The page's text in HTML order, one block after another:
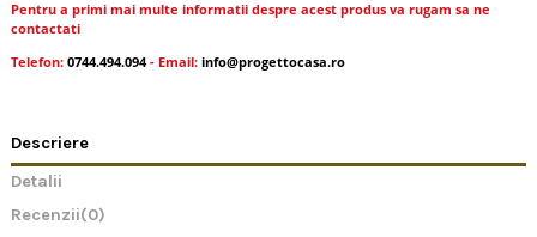
Pentru a primi mai multe informatii despre acest produs va rugam sa ne
contactati
Telefon: 0744.494.094- Email: info@progettocasa.ro
Descriere
Detalii
Recenzii(0)